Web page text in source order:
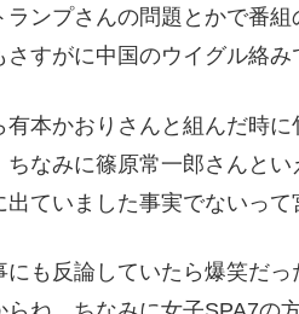
ランプさんの問題とかで番
さすがに中国のウイグル絡
有本かおりさんと組んだ時
ちなみに篠原常一郎さんと
出ていました事実でないっ
にも反論していたら爆笑だ